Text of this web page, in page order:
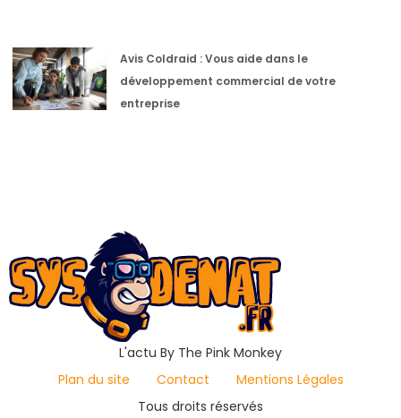
Avis Coldraid : Vous aide dans le
développement commercial de votre
entreprise
L'actu By The Pink Monkey
Plan du site
Contact
Mentions Légales
Tous droits réservés